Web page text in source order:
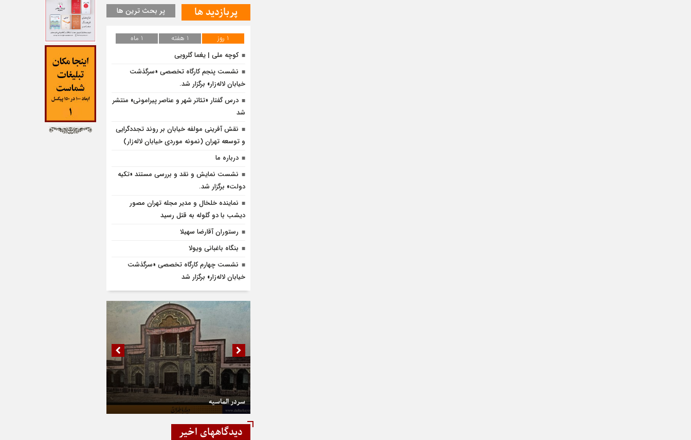
پربازدید ها پر بحث ترین ها
1 روز 1 هفته
1 ماه
کوچه ملی | یغما گلرویی
نشست پنجم کارگاه تخصصی «سرگذشت
خیابان لاله‌زار» برگزار شد.
درس‌ گفتار «تئاتر شهر و عناصر پیرامونی» منتشر
شد
نقش آفرینی مولفه خیابان بر روند تجددگرایی
و توسعه تهران (نمونه موردی خیابان لاله‌زار)
درباره ما
نشست نمایش و نقد و بررسی مستند «تکیه
دولت» برگزار شد.
نماینده خلخال و مدیر مجله تهران مصور
دیشب با دو گلوله به قتل رسید
رستوران آقارضا سهیلا
بنگاه باغبانی ویولا
نشست چهارم کارگاه تخصصی «سرگذشت
خیابان لاله‌زار» برگزار شد
سردر الماسیه
دیدگاههای اخیر